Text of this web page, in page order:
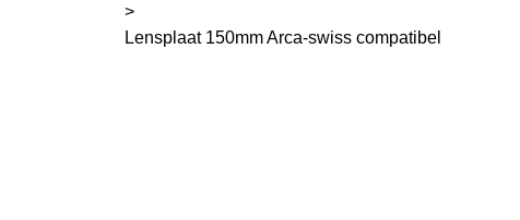
>
Lensplaat 150mm Arca-swiss compatibel